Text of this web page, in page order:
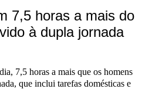
7,5 horas a mais do
à dupla jornada
7,5 horas a mais que os homens
que inclui tarefas domésticas e